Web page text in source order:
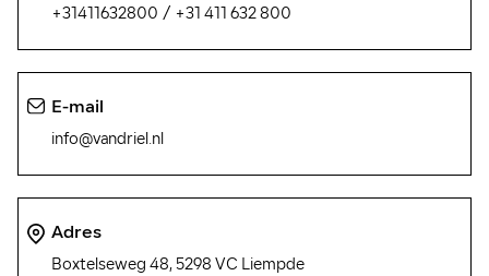
+31411632800 / +31 411 632 800
E-mail
info@vandriel.nl
Adres
Boxtelseweg 48, 5298 VC Liempde